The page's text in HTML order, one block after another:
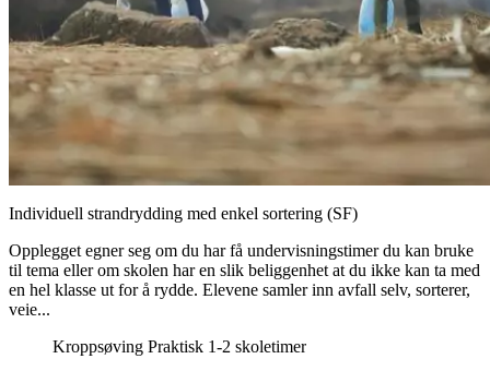
Individuell strandrydding med enkel sortering (SF)
Opplegget egner seg om du har få undervisningstimer du kan bruke
til tema eller om skolen har en slik beliggenhet at du ikke kan ta med
en hel klasse ut for å rydde. Elevene samler inn avfall selv, sorterer,
veie...
Kroppsøving Praktisk 1-2 skoletimer